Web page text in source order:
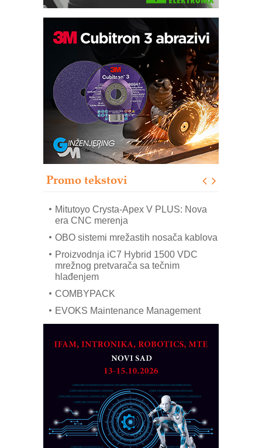
Promo tekstovi
Automatizacija pakovanja · Display
(Shelf-Ready) omotnice
Potpuna efikasnost bez složenih
sistema
Trajna oznaka kao dugoročna korist
Bezbednost na prvom mestu!
IB BLUMENAUER - više od 40 godina
poverenja u industriji
Art Utopia Studio – vizuelne priče
Mitutoyo Crysta-Apex V PLUS: Nova
era CNC merenja
OBO sistemi mrežastih nosača kablova
Proizvodnja iC7 Hybrid 1500 VDC
mrežnog pretvarača sa tečnim
hlađenjem
COMBYPACK
EVOKS Maintenance Management
na viši nivo
Detekcija različitih oblika
MAREX - Lim i mašine za savremena
rešenja
Marcom-plast d.o.o.- vaš pouzdan
partner
CTO - Prilagodite svoju toplinsku
obradu!